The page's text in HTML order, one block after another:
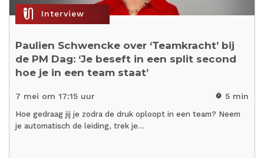
mic_external_on Interview
Paulien Schwencke over ‘Teamkracht’ bij
de PM Dag: ‘Je beseft in een split second
hoe je in een team staat’
7 mei om 17:15 uur timer 5 min
Hoe gedraag jij je zodra de druk oploopt in een team? Neem
je automatisch de leiding, trek je…